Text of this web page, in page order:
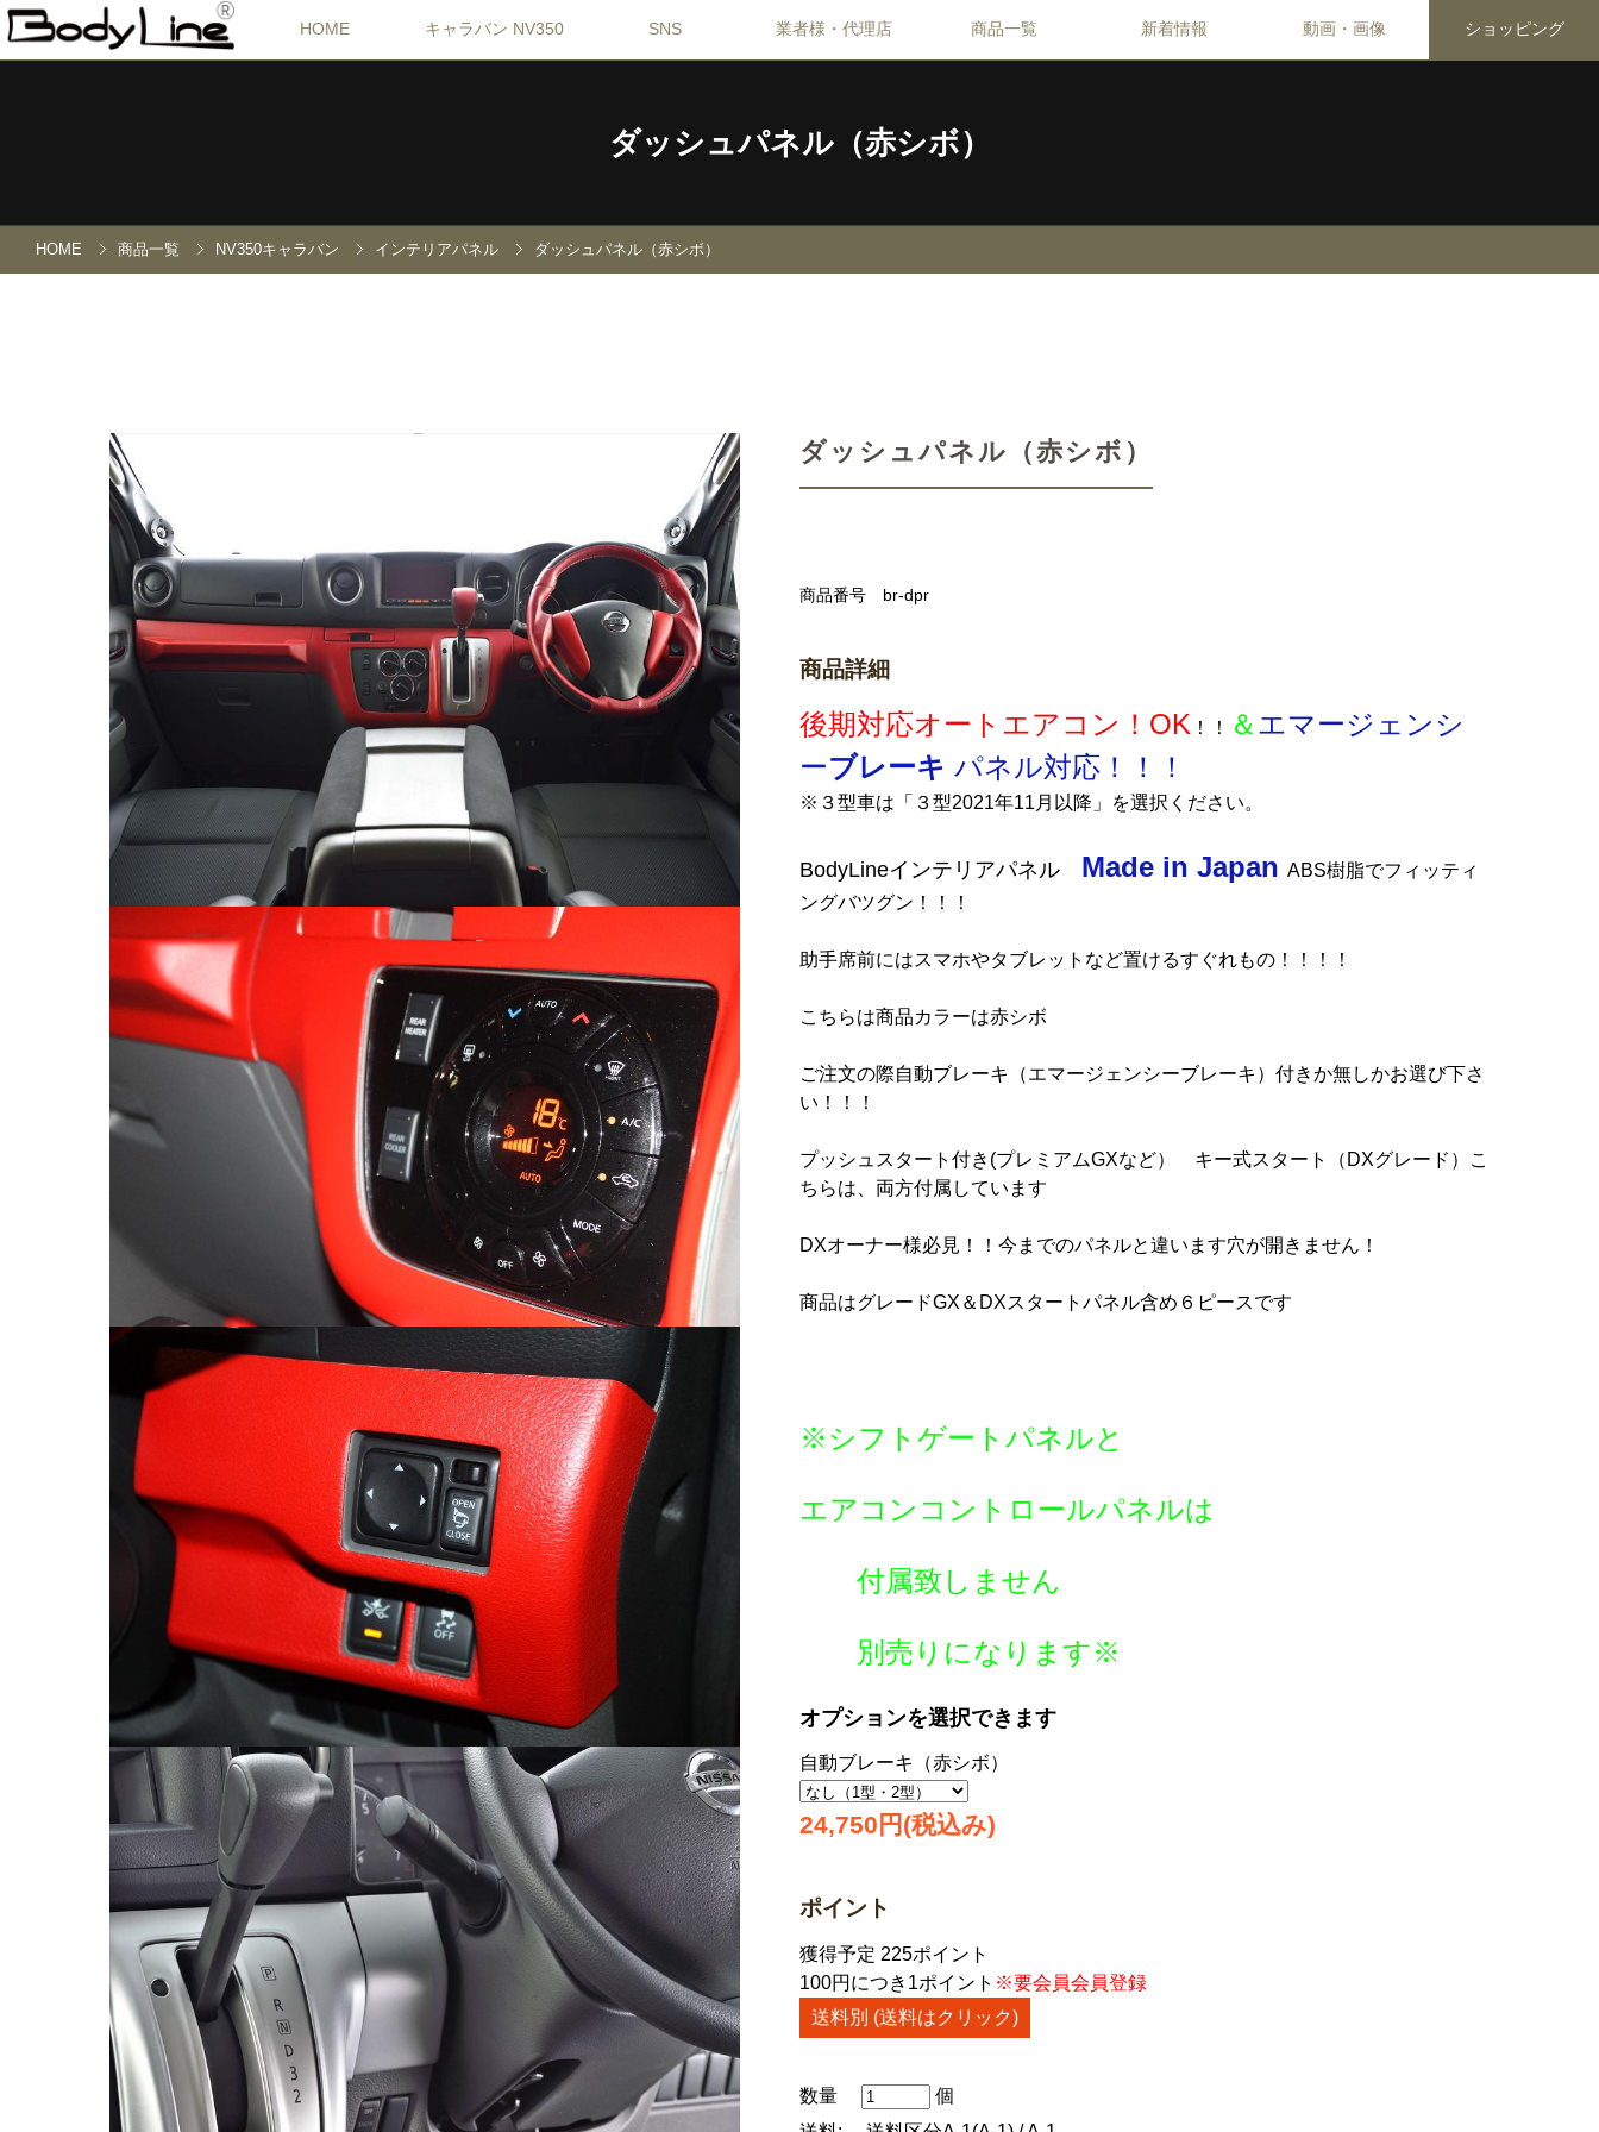
HOME キャラバン NV350 SNS 業者様・代理店 商品一覧 新着情報 動画・画像 ショッピング
ダッシュパネル（赤シボ）
HOME 商品一覧 NV350キャラバン インテリアパネル ダッシュパネル（赤シボ）
ダッシュパネル（赤シボ）
商品番号 br-dpr
商品詳細
後期対応オートエアコン！OK ！！ ＆エマージェンシ
ーブレーキ パネル対応！！！
※３型車は「３型2021年11月以降」を選択ください。
BodyLineインテリアパネル Made in Japan ABS樹脂でフィッティ
ングバツグン！！！
助手席前にはスマホやタブレットなど置けるすぐれもの！！！！
こちらは商品カラーは赤シボ
ご注文の際自動ブレーキ（エマージェンシーブレーキ）付きか無しかお選び下さ
い！！！
プッシュスタート付き(プレミアムGXなど） キー式スタート（DXグレード）こ
ちらは、両方付属しています
DXオーナー様必見！！今までのパネルと違います穴が開きません！
商品はグレードGX＆DXスタートパネル含め６ピースです
※シフトゲートパネルと
エアコンコントロールパネルは
付属致しません
別売りになります※
オプションを選択できます
自動ブレーキ（赤シボ）
24,750円(税込み)
ポイント
獲得予定 225ポイント
100円につき1ポイント ※要会員会員登録
送料別 (送料はクリック)
数量
個